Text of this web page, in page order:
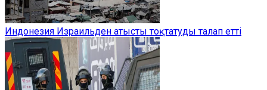
Индонезия Израильден атысты тоқтатуды талап етті